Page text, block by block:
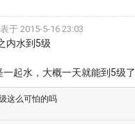
于 2015-5-16 23:03
内水到5级
起水，大概一天就能到5级了
这么可怕的吗